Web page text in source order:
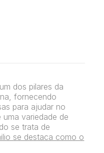
dos pilares da
fornecendo
para ajudar no
variedade de
se trata de
se destaca como o